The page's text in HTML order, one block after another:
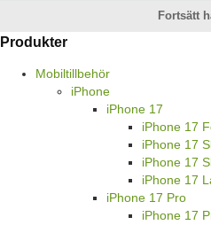
Fortsätt
Produkter
Mobiltillbehör
iPhone
iPhone 17
iPhone 17
iPhone 17
iPhone 17
iPhone 17
iPhone 17 Pro
iPhone 17